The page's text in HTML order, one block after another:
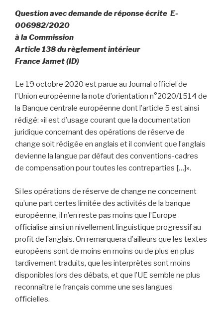
Question avec demande de réponse écrite E-
006982/2020
à la Commission
Article 138 du règlement intérieur
France Jamet (ID)
Le 19 octobre 2020 est parue au Journal officiel de
l’Union européenne la note d’orientation n°2020/1514 de
la Banque centrale européenne dont l’article 5 est ainsi
rédigé: «il est d’usage courant que la documentation
juridique concernant des opérations de réserve de
change soit rédigée en anglais et il convient que l’anglais
devienne la langue par défaut des conventions-cadres
de compensation pour toutes les contreparties […]».
Si les opérations de réserve de change ne concernent
qu’une part certes limitée des activités de la banque
européenne, il n’en reste pas moins que l’Europe
officialise ainsi un nivellement linguistique progressif au
profit de l’anglais. On remarquera d’ailleurs que les textes
européens sont de moins en moins ou de plus en plus
tardivement traduits, que les interprètes sont moins
disponibles lors des débats, et que l’UE semble ne plus
reconnaître le français comme une ses langues
officielles.